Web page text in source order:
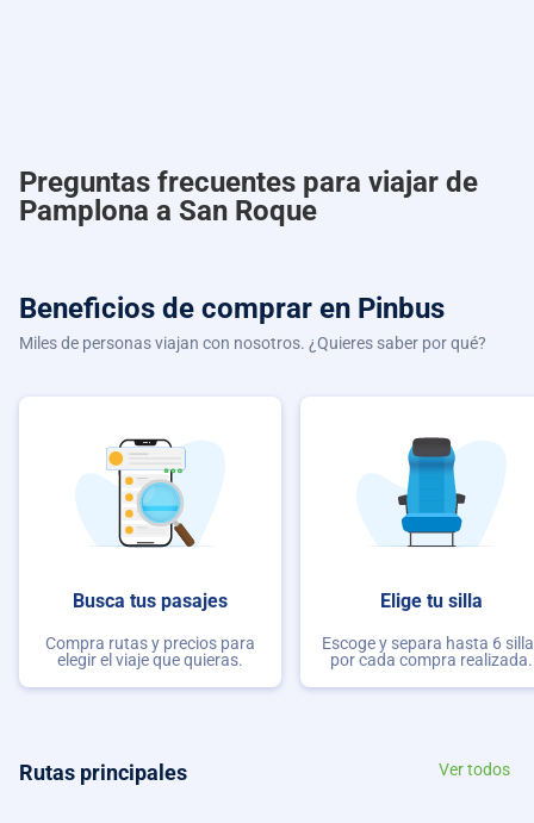
Preguntas frecuentes para viajar de
Pamplona a San Roque
Beneficios de comprar en Pinbus
Miles de personas viajan con nosotros. ¿Quieres saber por qué?
Busca tus pasajes
Compra rutas y precios para
elegir el viaje que quieras.
Elige tu silla
Escoge y separa hasta 6
por cada compra realizada.
Rutas principales Ver todos